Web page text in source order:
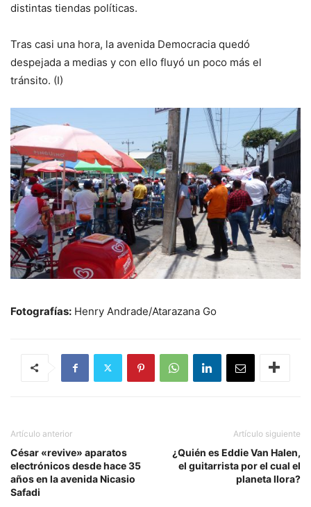
distintas tiendas políticas.
Tras casi una hora, la avenida Democracia quedó
despejada a medias y con ello fluyó un poco más el
tránsito. (I)
Fotografías: Henry Andrade/Atarazana Go
Artículo anterior
César «revive» aparatos
electrónicos desde hace 35
años en la avenida Nicasio
Safadi
Artículo siguiente
¿Quién es Eddie Van Halen,
el guitarrista por el cual el
planeta llora?